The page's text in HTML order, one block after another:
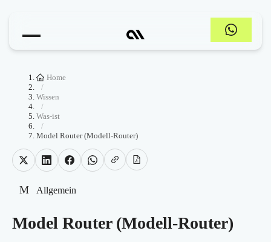
Home
/
Wissen
/
Was-ist
/
Model Router (Modell-Router)
M Allgemein
Model Router (Modell-Router)